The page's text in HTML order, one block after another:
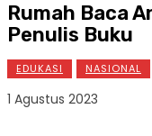
Rumah Baca
Penulis Buku
EDUKASI NASIONAL
1 Agustus 2023